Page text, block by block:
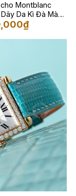
Montblanc
Da Kì Đà Màu
₫Khoảng
giá:
từ